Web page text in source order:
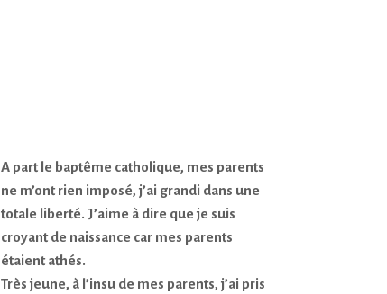
No products in the cart.
A part le baptême catholique, mes parents
ne m’ont rien imposé, j’ai grandi dans une
totale liberté. J’aime à dire que je suis
croyant de naissance car mes parents
étaient athés.
Très jeune, à l’insu de mes parents, j’ai pris